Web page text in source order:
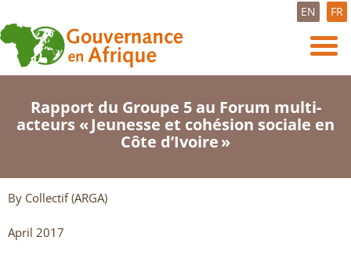
EN FR
Rapport du Groupe 5 au Forum multi-
acteurs « Jeunesse et cohésion sociale en
Côte d’Ivoire »
By Collectif (ARGA)
April 2017